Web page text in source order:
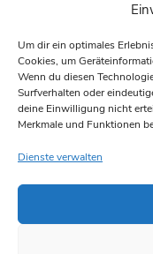
Um dir ein optimales
Cookies, um
Wenn du diesen
Surfverhalten oder
deine Einwilligung nicht
Merkmale und Funktionen
Dienste verwalten
Stand Up
SUP Boards im
See mieten Stand
gesund.…